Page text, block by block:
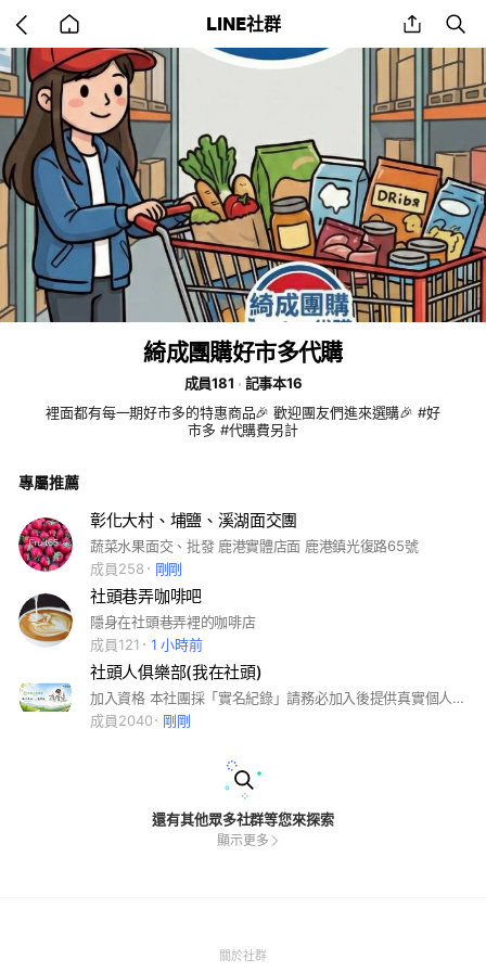
back
to
home
LINE社群 share
綺成團購好市多代購
成員181
記事本16
裡面都有每一期好市多的特惠商品🎉 歡迎團友們進來選購🎉 #好
市多 #代購費另計
專屬推薦
彰化大村、埔鹽、溪湖面交團
蔬菜水果面交、批發 鹿港實體店面 鹿港鎮光復路65號
成員258
剛剛
社頭巷弄咖啡吧
隱身在社頭巷弄裡的咖啡店
成員121
1 小時前
社頭人俱樂部(我在社頭)
加入資格 本社團採「實名紀錄」請務必加入後提供真實個人臉書/中文全名/本人照片採用為真實使用者，以上所提供資料由管理為保密紀錄。請提供給創社長（邱湧錩） 並邀請自身彰化在地好朋友入社群，會優先審查加入資格，有任何粉絲專頁/社團/社群相關問題，請洽社團社長[邱湧錩］。 古名社頭街庄：社頭鄉位於彰化縣東南方，座落於八卦山脈麓西側與彰化平原的交會帶上，境內東面部份屬丘陵地帶外，其餘均屬平原。 本鄉亦有二十四座村莊：故名二十四庄。 古有云：社頭三多、襪子多芭樂多董事長多。 社頭是有著許多農作產業的鄉下，每個三不五時都會遇到你跟我，Line在一起串連起輕鬆自在與人文鄉下味。 #社頭襪子 #社頭芭樂 #社頭董事長 #社頭鄉公所 #社頭農會 #社頭清水岩 #社頭美食 #社頭街 #社頭二十四庄 #社頭七十二庄
成員2040
剛剛
還有其他眾多社群等您來探索
顯示更多
關於社群(Open